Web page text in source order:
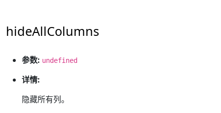
hideAllColumns
参数: undefined
详情:
隐藏所有列。